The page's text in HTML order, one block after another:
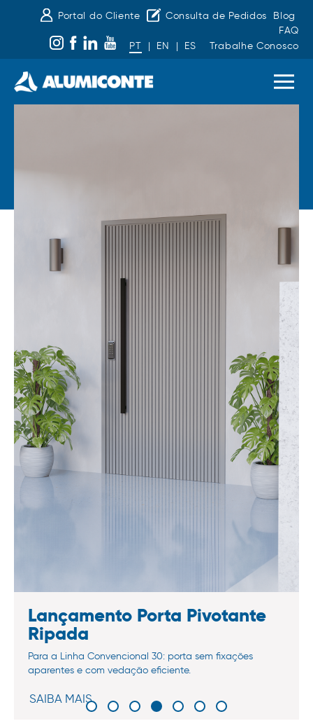
Portal do Cliente Consulta de Pedidos
Blog
FAQ
PT
| EN | ES Trabalhe Conosco
Lançamento Porta Pivotante
Ripada
Para a Linha Convencional 30: porta sem fixações
aparentes e com vedação eficiente.
SAIBA MAIS